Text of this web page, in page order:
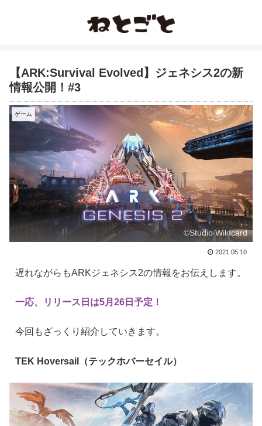
【ARK:Survival Evolved】ジェネシス2の新
情報公開！#3
ゲーム
©Studio Wildcard
2021.05.10
遅れながらもARKジェネシス2の情報をお伝えします。
一応、リリース日は5月26日予定！
今回もざっくり紹介していきます。
TEK Hoversail（テックホバーセイル）